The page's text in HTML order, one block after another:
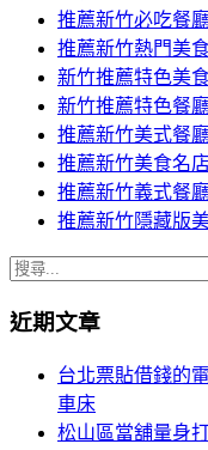
推薦新竹必吃餐
推薦新竹熱門美
新竹推薦特色美
新竹推薦特色餐
推薦新竹美式餐
推薦新竹美食名
推薦新竹義式餐
推薦新竹隱藏版
搜
關
近期文章
台北票貼借錢的
車床
松山區當舖量身